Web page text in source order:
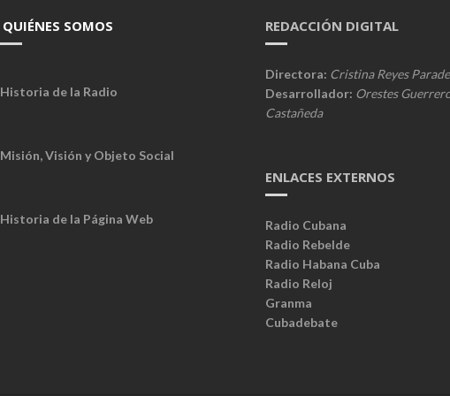
QUIÉNES SOMOS
Historia de la Radio
Misión, Visión y Objeto Social
Historia de la Página Web
REDACCIÓN DIGITAL
Directora: Cristina Reyes
Desarrollador: Orestes
Castañeda
ENLACES EXTERNOS
Radio Cubana
Radio Rebelde
Radio Habana Cuba
Radio Reloj
Granma
Cubadebate